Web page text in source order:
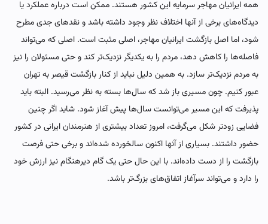
همه ایرانیان مهاجر سرمایه این کشور هستند. ممکن است درباره عملکرد یا
دیدگاه‌های برخی از آنها اختلاف نظر وجود داشته باشد و نقدهای جدی مطرح
شود، اما اصل بازگشت ایرانیان مهاجر، اصلی مثبت است. اصلی که می‌تواند
فاصله‌ها را کاهش دهد، مردم را به یکدیگر نزدیک‌تر کند و حتی مسئولان را نیز
به مردم نزدیک‌تر سازد. به همین دلیل نباید از کنار بازگشت قیصر به تهران
عبور کنیم. چون مسیری باز شد که سال‌ها بسته به نظر می‌رسید. البته باید
پذیرفت که این مسیر می‌توانست سال‌ها پیش آغاز شود. شاید اگر چنین
فضایی زودتر شکل می‌گرفت، امروز تعداد بیشتری از هنرمندان ایرانی در کشور
حضور داشتند. بسیاری از آنها اکنون سالخورده شده‌اند و برخی حتی فرصت
بازگشت را از دست داده‌اند. با این حال حتی یک گام دیرهنگام نیز ارزش خود
را دارد و می‌تواند سرآغاز اتفاق‌های بزرگ‌تر باشد.